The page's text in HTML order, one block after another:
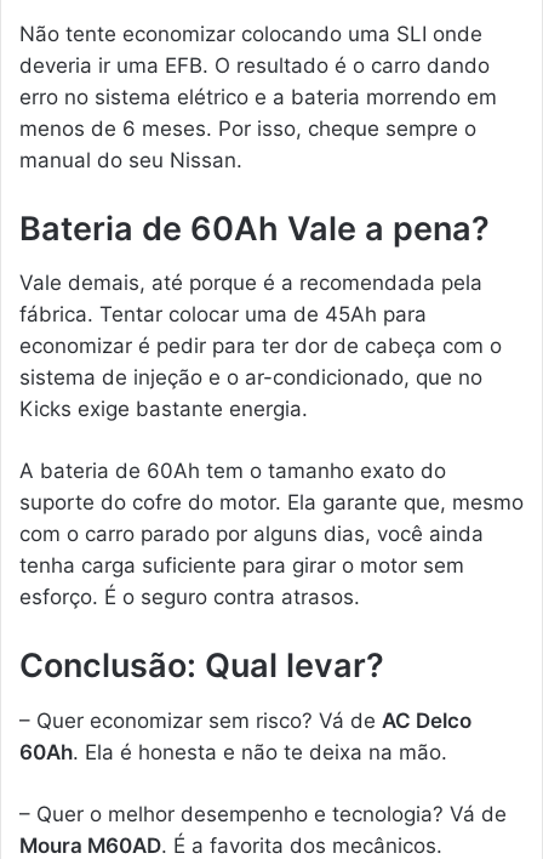
Não tente economizar colocando uma SLI onde
deveria ir uma EFB. O resultado é o carro dando
erro no sistema elétrico e a bateria morrendo em
menos de 6 meses. Por isso, cheque sempre o
manual do seu Nissan.
Bateria de 60Ah Vale a pena?
Vale demais, até porque é a recomendada pela
fábrica. Tentar colocar uma de 45Ah para
economizar é pedir para ter dor de cabeça com o
sistema de injeção e o ar-condicionado, que no
Kicks exige bastante energia.
A bateria de 60Ah tem o tamanho exato do
suporte do cofre do motor. Ela garante que, mesmo
com o carro parado por alguns dias, você ainda
tenha carga suficiente para girar o motor sem
esforço. É o seguro contra atrasos.
Conclusão: Qual levar?
– Quer economizar sem risco? Vá de AC Delco
60Ah. Ela é honesta e não te deixa na mão.
– Quer o melhor desempenho e tecnologia? Vá de
Moura M60AD. É a favorita dos mecânicos.